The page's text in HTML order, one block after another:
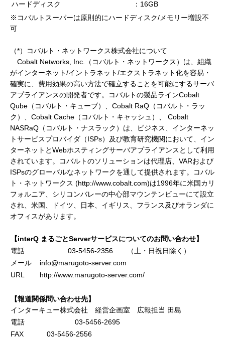
ハードディスク
：16GB
※コバルトスーパーは原則的にハードディスク/メモリー増設不
可
（*）コバルト・ネットワークス株式会社について
Cobalt Networks, Inc.（コバルト・ネットワークス）は、組織
がインターネット/イントラネット/エクストラネット化を容易・
確実に、費用効果の高い方法で確立することを可能にするサーバ
アプライアンスの開発者です。コバルトの製品ラインCobalt
Qube（コバルト・キューブ）、Cobalt RaQ（コバルト・ラッ
ク）、Cobalt Cache（コバルト・キャッシュ）、 Cobalt
NASRaQ（コバルト・ナスラック）は、ビジネス、インターネッ
トサービスプロバイダ（ISPs）及び教育研究機関において、イン
ターネットとWebホスティングサーバアプライアンスとして利用
されています。コバルトのソリューションは代理店、VARおよび
ISPsのグローバルなネットワークを通して提供されます。コバル
ト・ネットワークス (http://www.cobalt.com)は1996年に米国カリ
フォルニア、シリコンバレーの中心部マウンテンビューにて設立
され、米国、ドイツ、日本、イギリス、フランス及びオランダに
オフィスがあります。
【interQ まるごとServerサービスについてのお問い合わせ】
電話
03-5456-2356 （土・日祝日除く）
メール
info@marugoto-server.com
URL
http://www.marugoto-server.com/
【報道関係問い合わせ先】
インターキュー株式会社 経営企画室 広報担当 田島
電話
03-5456-2695
FAX
03-5456-2556